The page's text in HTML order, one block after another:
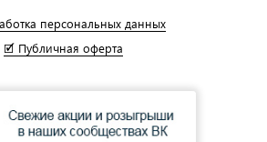
персональных данных
🗹 Публичная оферта